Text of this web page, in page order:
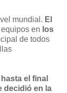
mundial. El
equipos en los
de todos
el final
decidió en la